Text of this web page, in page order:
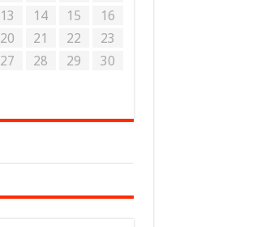
13 14 15
16
20 21 22
23
27 28 29
30